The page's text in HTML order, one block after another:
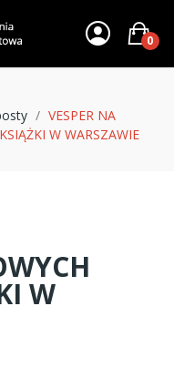
0
VESPER NA
W WARSZAWIE
W